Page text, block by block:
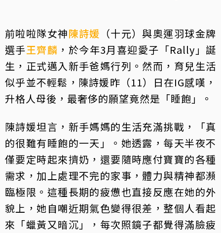
前啦啦隊女神陳詩媛 （十元）與奧運羽球金牌
選手王齊麟 ，於今年3月喜迎愛子「Rally」誕
生，正式邁入新手爸媽行列。然而，育兒生活
似乎並不輕鬆，陳詩媛昨（11）日在IG感嘆，
升格人母後，最奢侈的願望竟然是「睡飽」。
陳詩媛坦言，新手媽媽的生活充滿挑戰，「真
的很難有睡飽的一天」。她透露，每天半夜不
僅要定時起來擠奶，還要隨時應付寶寶的各種
需求，加上處理不完的家事，體力與精神都瀕
臨極限。這種長期的疲憊也直接反應在她的外
貌上，她自嘲近期氣色變得很差，整個人看起
來「蠟黃又暗沉」，每次照鏡子都覺得滿臉疲